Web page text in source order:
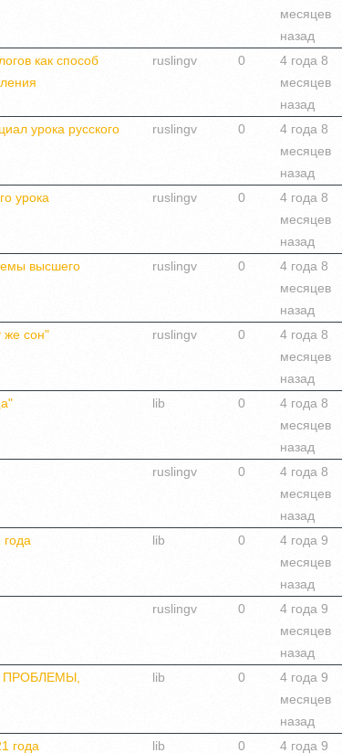
месяцев
назад
как способ
ruslingv 0
4 года 8
месяцев
назад
урока русского
ruslingv 0
4 года 8
месяцев
назад
урока ruslingv 0
4 года 8
месяцев
назад
высшего
ruslingv 0
4 года 8
месяцев
назад
же сон" ruslingv 0
4 года 8
месяцев
назад
lib 0
4 года 8
месяцев
назад
ruslingv 0
4 года 8
месяцев
назад
lib 0
4 года 9
месяцев
назад
ruslingv 0
4 года 9
месяцев
назад
lib 0
4 года 9
месяцев
назад
года lib 0 4 года 9